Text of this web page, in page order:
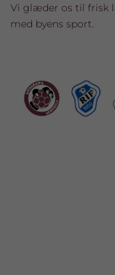
Vi glæder os til frisk
med byens sport.